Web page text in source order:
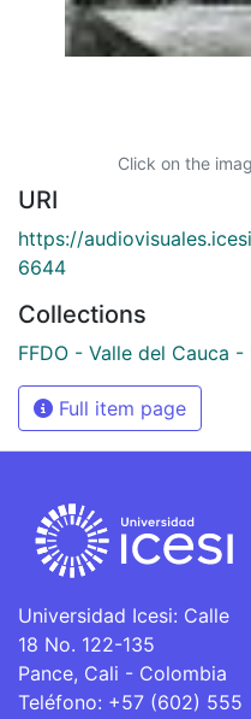
Click on the
URI
https://
6644
Collections
FFDO - Valle del Cauca -
Full item page
Universidad Icesi: Calle
18 No. 122-135
Pance, Cali - Colombia
Teléfono: +57 (602) 555